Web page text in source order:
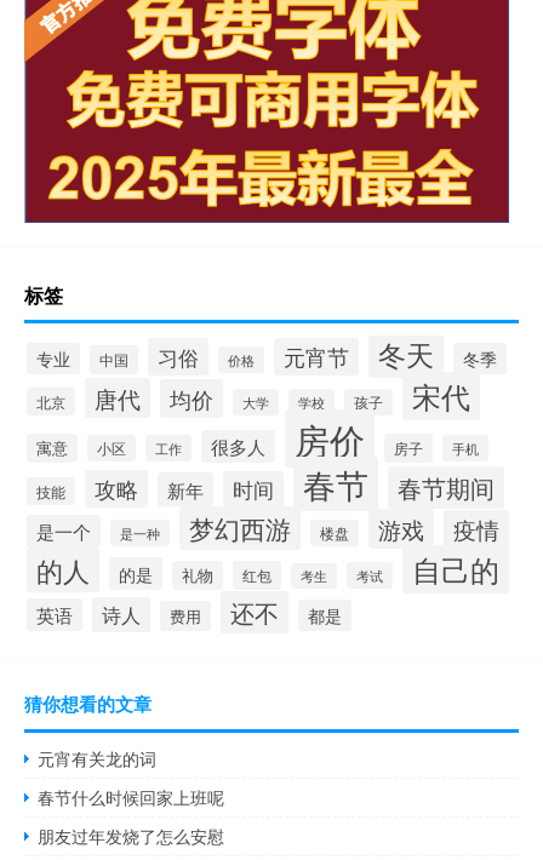
标签
专业 中国 习俗 价格 元宵节 冬天 冬季
北京 唐代 均价 大学 学校 孩子 宋代
寓意 小区 工作 很多人 房价 房子 手机
技能 攻略 新年 时间 春节 春节期间
是一个 是一种 梦幻西游 楼盘 游戏 疫情
的人 的是 礼物 红包 考生 考试 自己的
英语 诗人 费用 还不 都是
猜你想看的文章
元宵有关龙的词
春节什么时候回家上班呢
朋友过年发烧了怎么安慰